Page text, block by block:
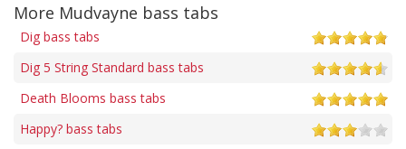
More Mudvayne bass tabs
Dig bass tabs
Dig 5 String Standard bass tabs
Death Blooms bass tabs
Happy? bass tabs